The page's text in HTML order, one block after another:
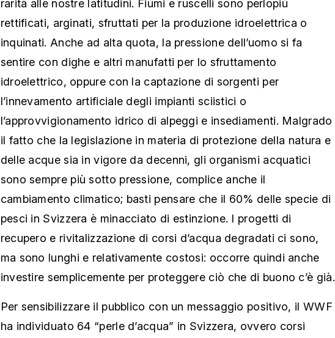
rarità alle nostre latitudini. Fiumi e ruscelli sono perlopiù
rettificati, arginati, sfruttati per la produzione idroelettrica o
inquinati. Anche ad alta quota, la pressione dell’uomo si fa
sentire con dighe e altri manufatti per lo sfruttamento
idroelettrico, oppure con la captazione di sorgenti per
l’innevamento artificiale degli impianti sciistici o
l’approvvigionamento idrico di alpeggi e insediamenti. Malgrado
il fatto che la legislazione in materia di protezione della natura e
delle acque sia in vigore da decenni, gli organismi acquatici
sono sempre più sotto pressione, complice anche il
cambiamento climatico; basti pensare che il 60% delle specie di
pesci in Svizzera è minacciato di estinzione. I progetti di
recupero e rivitalizzazione di corsi d’acqua degradati ci sono,
ma sono lunghi e relativamente costosi: occorre quindi anche
investire semplicemente per proteggere ciò che di buono c’è già.
Per sensibilizzare il pubblico con un messaggio positivo, il WWF
ha individuato 64 “perle d’acqua” in Svizzera, ovvero corsi